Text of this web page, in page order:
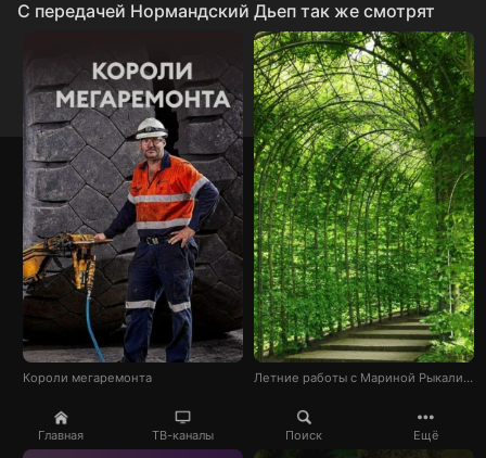
Главная ТВ-каналы Поиск Ещё
C передачей Нормандский Дьеп так же смотрят
Короли мегаремонта Летние работы с Мариной Рыкалиной